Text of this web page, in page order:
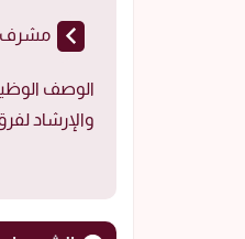
مشرف
الوصف
والإرشاد